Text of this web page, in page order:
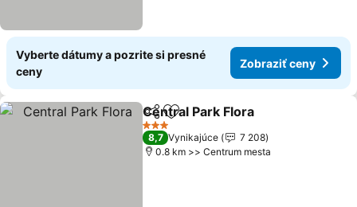
Vyberte dátumy a pozrite si presné
ceny
Zobraziť ceny
ZdieľaťPridať do obľúbených
Central Park Flora
3 Počet hviezdičiek
8,7 Vynikajúce
7 208
0.8 km >> Centrum mesta